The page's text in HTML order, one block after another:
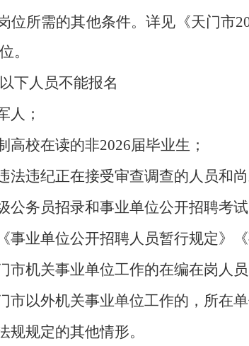
位所需的其他条件。详见《天门市
。
以下人员不能报名
人；
高校在读的非2026届毕业生；
法违纪正在接受审查调查的人员和
公务员招录和事业单位公开招聘考
事业单位公开招聘人员暂行规定》
市机关事业单位工作的在编在岗人员
市以外机关事业单位工作的，所在
规规定的其他情形。